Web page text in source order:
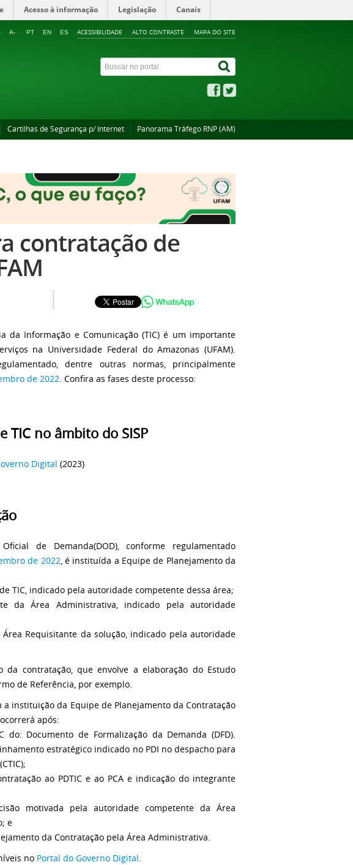
Acesso à informação Legislação Canais
ACESSIBILIDADE ALTO CONTRASTE MAPA DO SITE
A- PT EN ES
Cartilhas de Segurança p/ Internet Panorama Tráfego RNP (AM)
contratação de
da Informação e Comunicação (TIC) é um importante
na Universidade Federal do Amazonas (UFAM).
dentre outras normas, principalmente
de 2022 . Confira as fases deste processo:
Digital (2023)
de Demanda(DOD), conforme regulamentado
de 2022, é instituída a Equipe de Planejamento da
TIC, indicado pela autoridade competente dessa área;
da Área Administrativa, indicado pela autoridade
Requisitante da solução, indicado pela autoridade
contratação, que envolve a elaboração do Estudo
de Referência, por exemplo.
instituição da Equipe de Planejamento da Contratação
após:
Documento de Formalização da Demanda (DFD).
estratégico indicado no PDI no despacho para
ao PDTIC e ao PCA e indicação do integrante
motivada pela autoridade competente da Área
e
da Contratação pela Área Administrativa.
no Portal do Governo Digital.